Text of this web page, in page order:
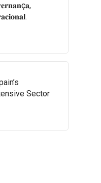
Sector